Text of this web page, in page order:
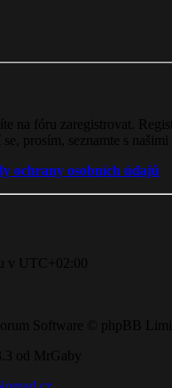
na fóru zaregistrovat.
se, prosím, seznamte s
ochrany osobních údajů
v UTC+02:00
Software © phpBB
od MrGaby